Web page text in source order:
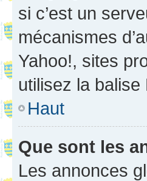
si c’est un
mécanismes
Yahoo!, sites
utilisez la balise
Haut
Que sont les
Les annonces